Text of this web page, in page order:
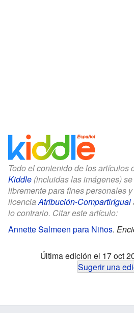
Todo el contenido de los artículos
Kiddle (incluidas las imágenes)
libremente para fines personales
licenciaAtribución-CompartirIgual
lo contrario. Citar este artículo:
Annette Salmeen para Niños.
Última edición el 17 oct
Sugerir una